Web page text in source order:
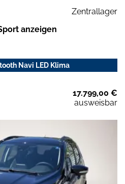
Zentrallager
anzeigen
Navi LED Klima
17.799,00 €
ausweisbar